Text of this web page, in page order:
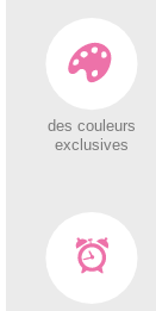
des couleurs
exclusives